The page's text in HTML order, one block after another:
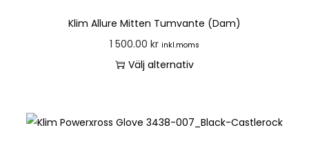
Klim Allure Mitten Tumvante (Dam)
1 500.00 kr inkl.moms
Välj alternativ